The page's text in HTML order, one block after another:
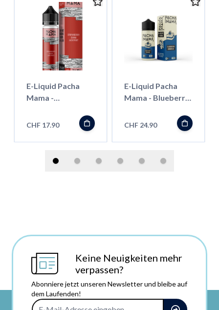
E-Liquid Pacha
Mama -
Guava / Jackfruit -
CHF 17.90
E-Liquid Pacha
Mama - Blueberry
CHF 24.90
Keine Neuigkeiten mehr
verpassen?
Abonniere jetzt unseren Newsletter und bleibe auf
dem Laufenden!